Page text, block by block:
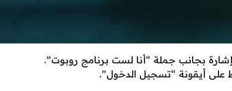
بجانب جملة “أنا لست برنامج روبوت”.
على أيقونة “تسجيل الدخول”.